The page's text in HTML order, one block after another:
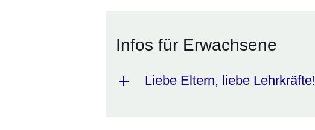
Infos für Erwachsene
Liebe Eltern, liebe Lehrkräfte!